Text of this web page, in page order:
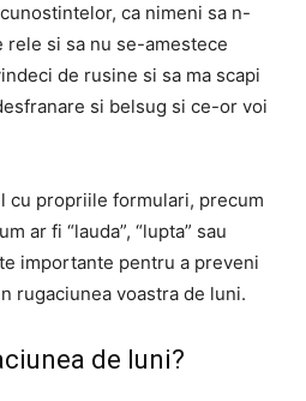
ca nimeni sa n-
rele si sa nu se-amestece
de rusine si sa ma scapi
si belsug si ce-or voi
cu propriile formulari, precum
ar fi “lauda”, “lupta” sau
importante pentru a preveni
rugaciunea voastra de luni.
de luni?